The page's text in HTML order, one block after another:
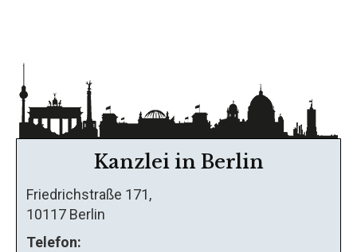
Kanzlei in Berlin
Friedrichstraße 171,
10117 Berlin
Telefon: